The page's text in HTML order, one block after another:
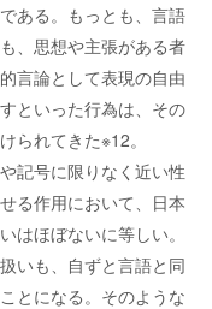
ある。もっとも、言語
、思想や主張がある者
言論として表現の自由
といった行為は、その
られてきた※12。
記号に限りなく近い性
る作用において、日本
はほぼないに等しい。
いも、自ずと言語と同
とになる。そのような